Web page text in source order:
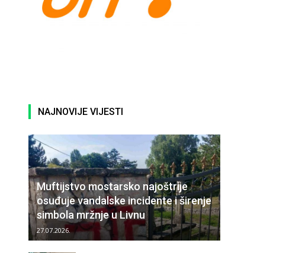
NAJNOVIJE VIJESTI
Muftijstvo mostarsko najoštrije
osuđuje vandalske incidente i širenje
simbola mržnje u Livnu
27.07.2026.